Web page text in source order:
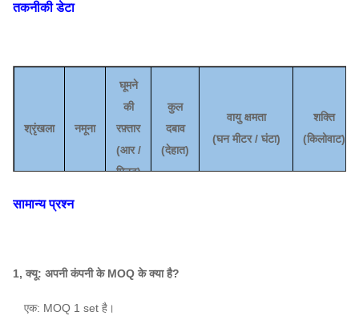
तकनीकी डेटा
श्रृंखला नमूना
घूमने
की
रफ़्तार
(आर /
मिनट)
कुल
दबाव
(देहात)
वायु क्षमता
(घन मीटर / घंटा)
शक्ति
(किलोवाट)
8 घ
सामान्य प्रश्न
1, क्यू: अपनी कंपनी के MOQ के क्या है?
एक: MOQ 1 set है।